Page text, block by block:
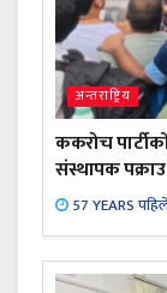
अन्तराष्ट्रिय
ककरोच
संस्थापक पक्राउ
57 YEARS